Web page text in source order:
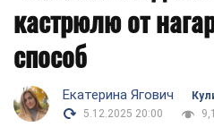
кастрюлю от
способ
Екатерина Ягович
5.12.2025 20:00